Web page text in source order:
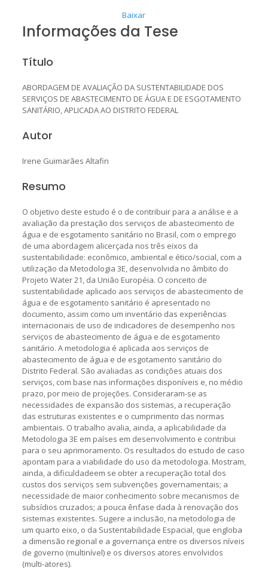
Baixar
Informações da Tese
Título
ABORDAGEM DE AVALIAÇÃO DA SUSTENTABILIDADE DOS
SERVIÇOS DE ABASTECIMENTO DE ÁGUA E DE ESGOTAMENTO
SANITÁRIO, APLICADA AO DISTRITO FEDERAL
Autor
Irene Guimarães Altafin
Resumo
O objetivo deste estudo é o de contribuir para a análise e a
avaliação da prestação dos serviços de abastecimento de
água e de esgotamento sanitário no Brasil, com o emprego
de uma abordagem alicerçada nos três eixos da
sustentabilidade: econômico, ambiental e ético/social, com a
utilização da Metodologia 3E, desenvolvida no âmbito do
Projeto Water 21, da União Européia. O conceito de
sustentabilidade aplicado aos serviços de abastecimento de
água e de esgotamento sanitário é apresentado no
documento, assim como um inventário das experiências
internacionais de uso de indicadores de desempenho nos
serviços de abastecimento de água e de esgotamento
sanitário. A metodologia é aplicada aos serviços de
abastecimento de água e de esgotamento sanitário do
Distrito Federal. São avaliadas as condições atuais dos
serviços, com base nas informações disponíveis e, no médio
prazo, por meio de projeções. Consideraram-se as
necessidades de expansão dos sistemas, a recuperação
das estruturas existentes e o cumprimento das normas
ambientais. O trabalho avalia, ainda, a aplicabilidade da
Metodologia 3E em países em desenvolvimento e contribui
para o seu aprimoramento. Os resultados do estudo de caso
apontam para a viabilidade do uso da metodologia. Mostram,
ainda, a dificuldadeem se obter a recuperação total dos
custos dos serviços sem subvenções governamentais; a
necessidade de maior conhecimento sobre mecanismos de
subsídios cruzados; a pouca ênfase dada à renovação dos
sistemas existentes. Sugere a inclusão, na metodologia de
um quarto eixo, o da Sustentabilidade Espacial, que engloba
a dimensão regional e a governança entre os diversos níveis
de governo (multinível) e os diversos atores envolvidos
(multi-atores).